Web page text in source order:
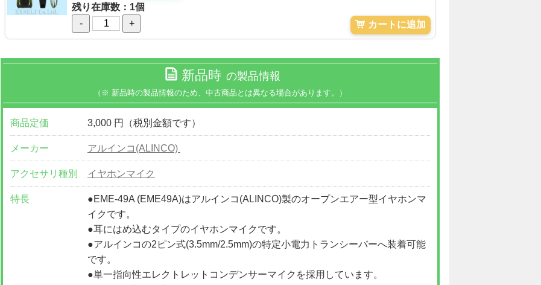
残り在庫数：1個
-
+ カートに追加
新品時 の製品情報
（※ 新品時の製品情報のため、中古商品とは異なる場合があります。）
商品定価 3,000 円（税別金額です）
メーカー アルインコ(ALINCO)
アクセサリ種別 イヤホンマイク
特長
●EME-49A (EME49A)はアルインコ(ALINCO)製のオープンエアー型イヤホンマ
イクです。
●耳にはめ込むタイプのイヤホンマイクです。
●アルインコの2ピン式(3.5mm/2.5mm)の特定小電力トランシーバーへ装着可能
です。
●単一指向性エレクトレットコンデンサーマイクを採用しています。